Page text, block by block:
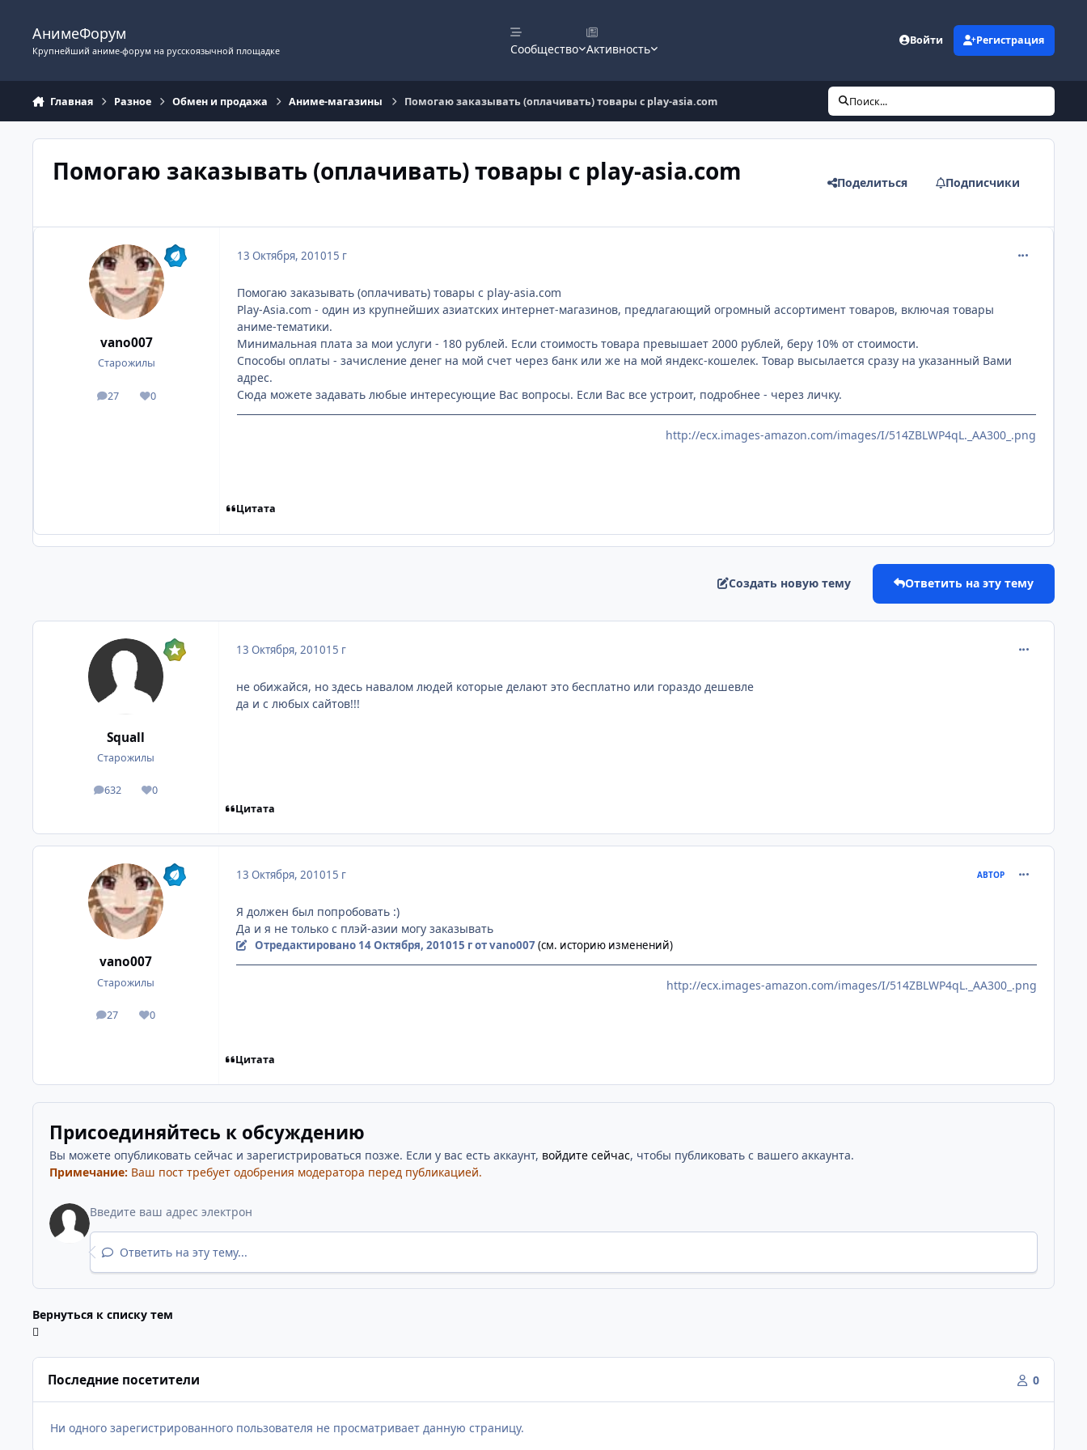
АнимеФорум
Крупнейший аниме-форум на русскоязычной площадке Сообщество Активность
Войти Регистрация
Главная Разное Обмен и продажа Аниме-магазины Помогаю заказывать (оплачивать) товары с play-asia.com Поиск...
Помогаю заказывать (оплачивать) товары с play-asia.com Поделиться Подписчики
vano007
Старожилы
27
посты 0
Репутация
13 Октября, 201015 г
Помогаю заказывать (оплачивать) товары с play-asia.com
Play-Asia.com - один из крупнейших азиатских интернет-магазинов, предлагающий огромный ассортимент товаров, включая товары
аниме-тематики.
Минимальная плата за мои услуги - 180 рублей. Если стоимость товара превышает 2000 рублей, беру 10% от стоимости.
Способы оплаты - зачисление денег на мой счет через банк или же на мой яндекс-кошелек. Товар высылается сразу на указанный Вами
адрес.
Сюда можете задавать любые интересующие Вас вопросы. Если Вас все устроит, подробнее - через личку.
http://ecx.images-amazon.com/images/I/514ZBLWP4qL._AA300_.png
Цитата
Создать новую тему Ответить на эту тему
Squall
Старожилы
632
посты 0
Репутация
13 Октября, 201015 г
не обижайся, но здесь навалом людей которые делают это бесплатно или гораздо дешевле
да и с любых сайтов!!!
Цитата
vano007
Старожилы
27
посты 0
Репутация
13 Октября, 201015 г АВТОР
Я должен был попробовать :)
Да и я не только с плэй-азии могу заказывать
Отредактировано 14 Октября, 201015 гот vano007(см. историю изменений)
http://ecx.images-amazon.com/images/I/514ZBLWP4qL._AA300_.png
Цитата
Присоединяйтесь к обсуждению
Вы можете опубликовать сейчас и зарегистрироваться позже. Если у вас есть аккаунт, войдите сейчас, чтобы публиковать с вашего аккаунта.
Примечание: Ваш пост требует одобрения модератора перед публикацией.
Ответить на эту тему...
Вернуться к списку тем
Последние посетители 0
Ни одного зарегистрированного пользователя не просматривает данную страницу.